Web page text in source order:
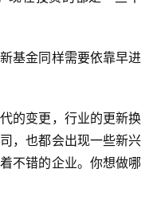
基金同样需要依靠早进
的变更，行业的更新换
，也都会出现一些新兴
不错的企业。你想做哪